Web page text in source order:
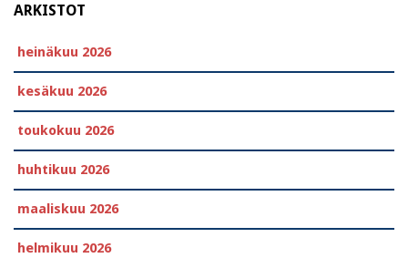
ARKISTOT
heinäkuu 2026
kesäkuu 2026
toukokuu 2026
huhtikuu 2026
maaliskuu 2026
helmikuu 2026